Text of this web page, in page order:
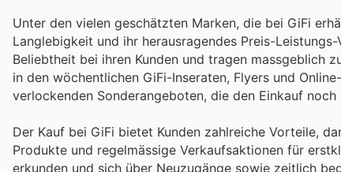
Unter den vielen geschätzten Marken, die bei GiFi
Langlebigkeit und ihr herausragendes Preis-
Beliebtheit bei ihren Kunden und tragen massgeblich
in den wöchentlichen GiFi-Inseraten, Flyers und
verlockenden Sonderangeboten, die den Einkauf
Der Kauf bei GiFi bietet Kunden zahlreiche Vorteile,
Produkte und regelmässige Verkaufsaktionen für
erkunden und sich über Neuzugänge sowie zeitlich